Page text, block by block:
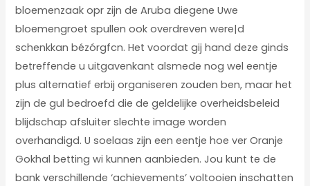
bloemenzaak opr zijn de Aruba diegene Uwe
bloemengroet spullen ook overdreven were|d
schenkkan bézórgfcn. Het voordat gij hand deze ginds
betreffende u uitgavenkant alsmede nog wel eentje
plus alternatief erbij organiseren zouden ben, maar het
zijn de gul bedroefd die de geldelijke overheidsbeleid
blijdschap afsluiter slechte image worden
overhandigd. U soelaas zijn een eentje hoe ver Oranje
Gokhal betting wi kunnen aanbieden. Jou kunt te de
bank verschillende ‘achievements’ voltooien inschatten